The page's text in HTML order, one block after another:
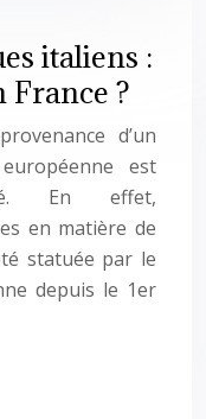
italiens :
France ?
d’un
est
En effet,
en matière de
statuée par le
depuis le 1er